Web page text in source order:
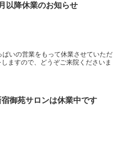
以降休業のお知らせ
いの営業をもって休業させていただ
ますので、どうぞご来院くださいま
宿御苑サロンは休業中です